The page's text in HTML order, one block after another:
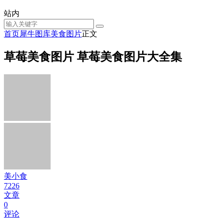
站内
首页犀牛图库美食图片正文
草莓美食图片 草莓美食图片大全集
美小食
7226
文章
0
评论